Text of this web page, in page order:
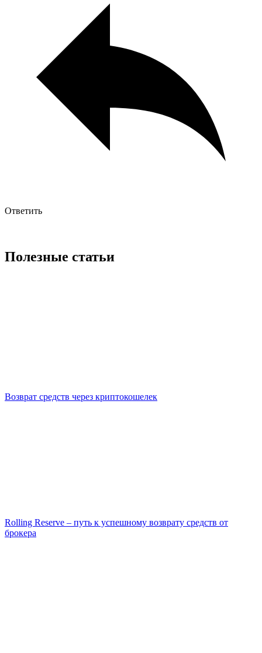
Ответить
Полезные статьи
Возврат средств через криптокошелек
Rolling Reserve – путь к успешному возврату средств от
брокера